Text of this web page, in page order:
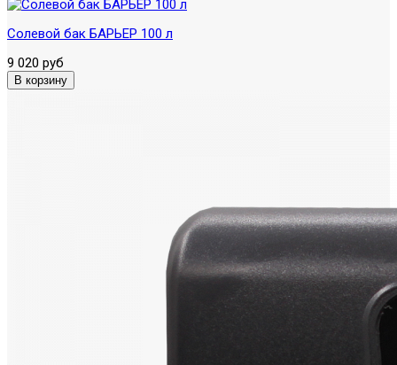
Солевой бак БАРЬЕР 100 л
9 020 руб